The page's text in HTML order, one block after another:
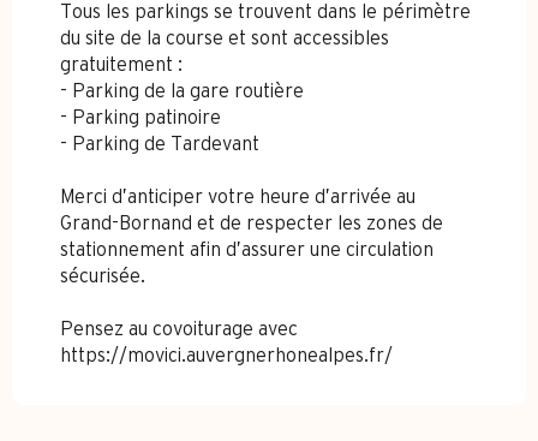
Tous les parkings se trouvent dans le périmètre
du site de la course et sont accessibles
gratuitement :
- Parking de la gare routière
- Parking patinoire
- Parking de Tardevant
Merci d’anticiper votre heure d’arrivée au
Grand-Bornand et de respecter les zones de
stationnement afin d’assurer une circulation
sécurisée.
Pensez au covoiturage avec
https://movici.auvergnerhonealpes.fr/